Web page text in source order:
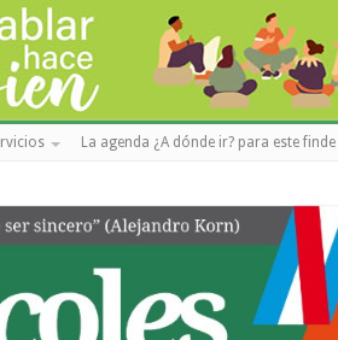
La agenda ¿A dónde ir? para este finde